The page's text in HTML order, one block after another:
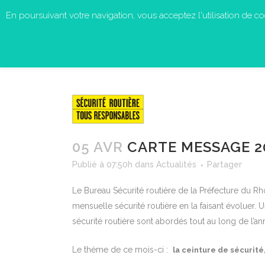
05 AVR CARTE MESSAGE
Publié à 07:50h dans Actualités Partager
Le Bureau Sécurité routière de la Préfecture du
mensuelle sécurité routière en la faisant évoluer.
sécurité routière sont abordés tout au long de
Le thème de ce mois-ci : la ceinture de
En poursuivant votre navigation, vous acceptez l'utilisation de